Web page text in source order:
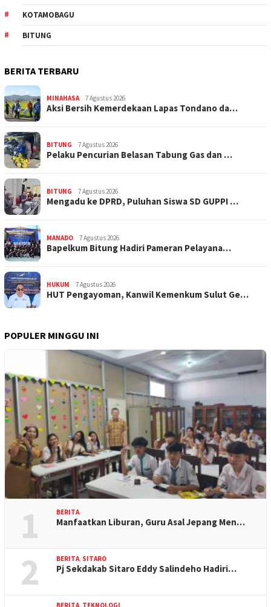
KOTAMOBAGU
BITUNG
BERITA TERBARU
MINAHASA 7 Agustus 2026
Aksi Bersih Kemerdekaan Lapas Tondano da…
BITUNG 7 Agustus 2026
Pelaku Pencurian Belasan Tabung Gas dan …
BITUNG 7 Agustus 2026
Mengadu ke DPRD, Puluhan Siswa SD GUPPI …
MANADO 7 Agustus 2026
‎Bapelkum Bitung Hadiri Pameran Pelayana…
HUKUM 7 Agustus 2026
HUT Pengayoman, Kanwil Kemenkum Sulut Ge…
POPULER MINGGU INI
1 BERITA
Manfaatkan Liburan, Guru Asal Jepang Men…
2 BERITA SITARO
Pj Sekdakab Sitaro Eddy Salindeho Hadiri…
BERITA TEKNOLOGI